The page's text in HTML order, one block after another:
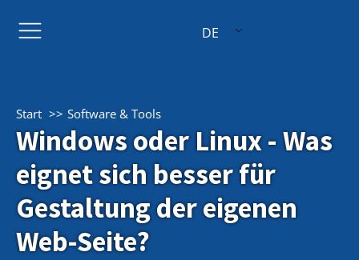
DE
Start Software & Tools
Windows oder Linux - Was
eignet sich besser für
Gestaltung der eigenen
Web-Seite?